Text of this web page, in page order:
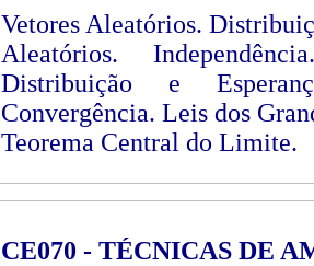
Vetores Aleatórios.
Aleatórios.
Distribuição e
Convergência. Leis dos
Teorema Central do Limite.
CE070 - TÉCNICAS DE